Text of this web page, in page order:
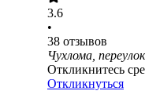
3.6
•
38 отзывов
Чухлома,
Откликнитесь
Откликнуться